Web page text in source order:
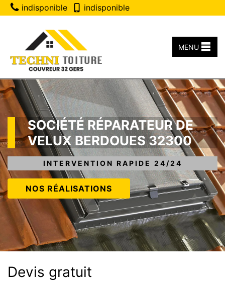
indisponible indisponible
MENU
SOCIÉTÉ RÉPARATEUR DE
VELUX BERDOUES 32300
INTERVENTION RAPIDE 24/24
NOS RÉALISATIONS
Devis gratuit